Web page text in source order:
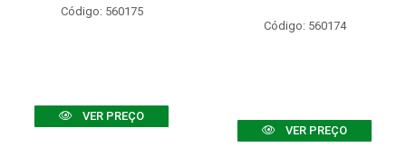
Código: 560175
VER PREÇO
Código: 560174
VER PREÇO